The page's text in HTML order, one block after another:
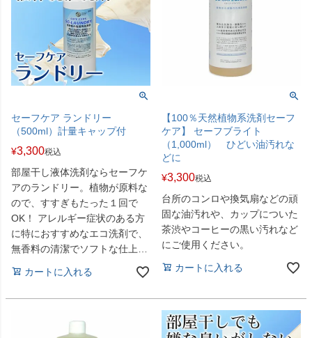
セーフケア ランドリー
（500ml）計量キャップ付
¥3,300税込
部屋干し液体洗剤ならセーフケ
アのランドリー。植物が原料な
ので、すすぎもたった１回で
OK！ アレルギー症状のある方
に特におすすめなエコ洗剤で、
無香料の清潔でソフトな仕上が
り感が得られます。 赤ちゃんの
産着など、デリケートな洗濯に
役立ちます。
カートに入れる
【100％天然植物系洗剤セーフ
ケア】 セーフブライト
（1,000ml） ひどい油汚れな
どに
¥3,300税込
台所のコンロや換気扇などの頑
固な油汚れや、カップについた
茶渋やコーヒーの黒い汚れなど
にご使用ください。
カートに入れる